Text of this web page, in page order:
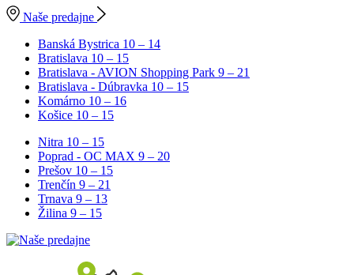
Naše predajne
Banská Bystrica 10 – 14
Bratislava 10 – 15
Bratislava - AVION Shopping Park 9 – 21
Bratislava - Dúbravka 10 – 15
Komárno 10 – 16
Košice 10 – 15
Nitra 10 – 15
Poprad - OC MAX 9 – 20
Prešov 10 – 15
Trenčín 9 – 21
Trnava 9 – 13
Žilina 9 – 15